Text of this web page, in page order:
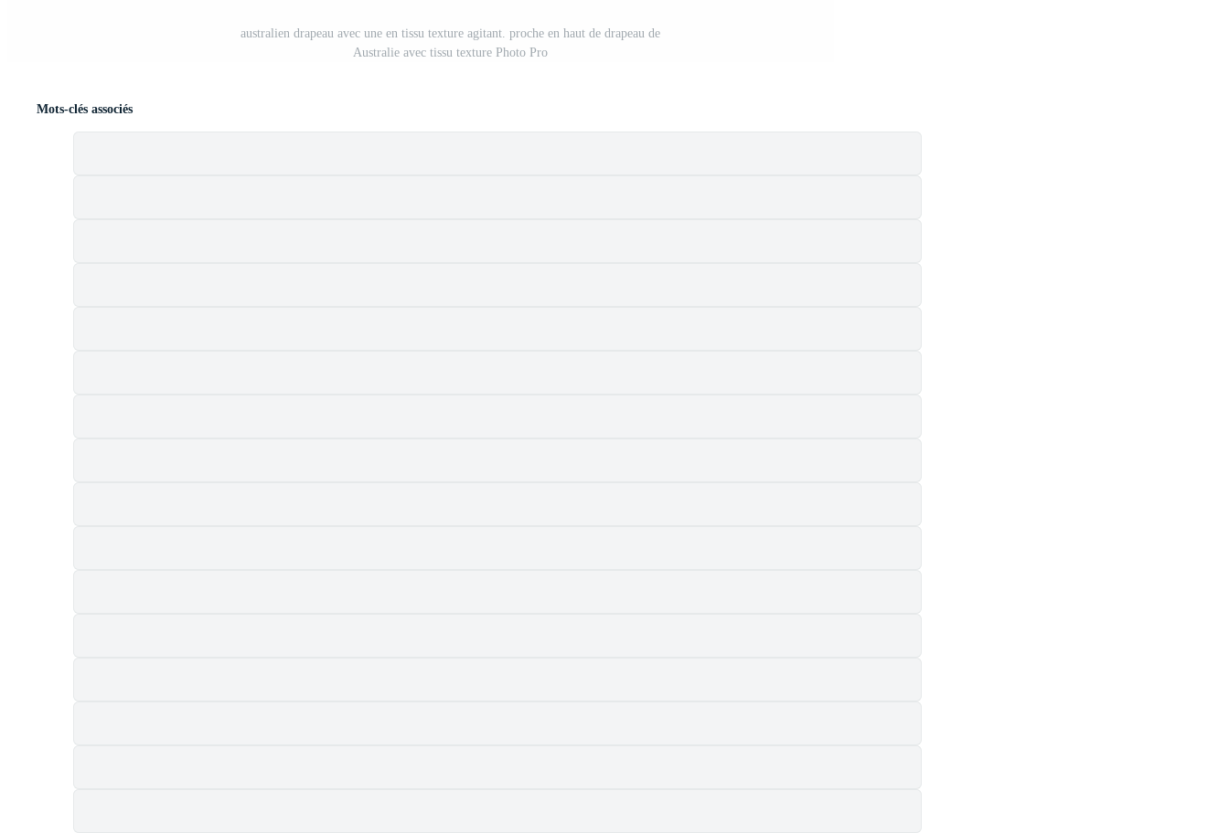
australien drapeau avec une en tissu texture agitant. proche en haut de drapeau de
Australie avec tissu texture Photo Pro
Mots-clés associés